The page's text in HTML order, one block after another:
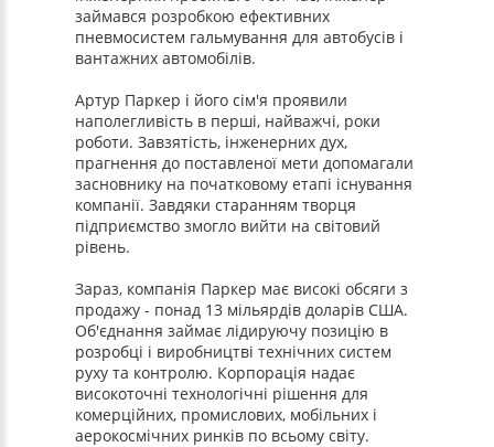
займався розробкою ефективних
пневмосистем гальмування для автобусів і
вантажних автомобілів.
Артур Паркер і його сім'я проявили
наполегливість в перші, найважчі, роки
роботи. Завзятість, інженерних дух,
прагнення до поставленої мети допомагали
засновнику на початковому етапі існування
компанії. Завдяки старанням творця
підприємство змогло вийти на світовий
рівень.
Зараз, компанія Паркер має високі обсяги з
продажу - понад 13 мільярдів доларів США.
Об'єднання займає лідируючу позицію в
розробці і виробництві технічних систем
руху та контролю. Корпорація надає
високоточні технологічні рішення для
комерційних, промислових, мобільних і
аерокосмічних ринків по всьому світу.